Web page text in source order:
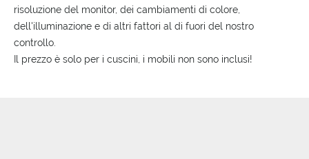
risoluzione del monitor, dei cambiamenti di colore,
dell'illuminazione e di altri fattori al di fuori del nostro
controllo.
Il prezzo è solo per i cuscini, i mobili non sono inclusi!